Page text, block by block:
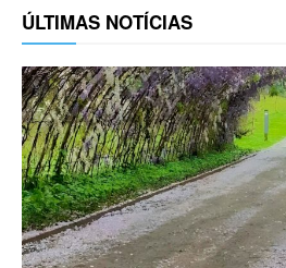
ÚLTIMAS NOTÍCIAS